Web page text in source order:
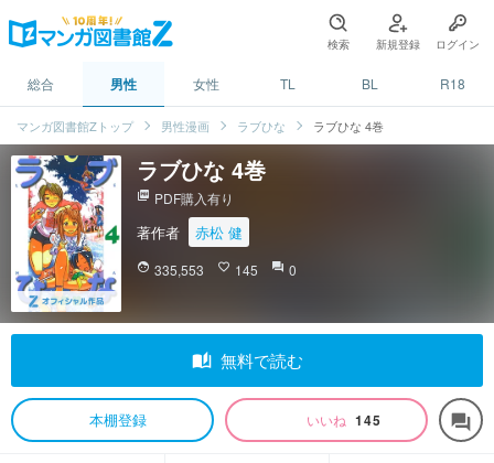
検索 新規登録 ログイン
総合 男性 女性 TL BL R18
マンガ図書館Zトップ 男性漫画 ラブひな ラブひな 4巻
ラブひな 4巻
picture_as_pdf PDF購入有り
著作者 赤松 健
face 335,553 favorite_border 145 question_answer 0
auto_stories 無料で読む
本棚登録 いいね 145 forum